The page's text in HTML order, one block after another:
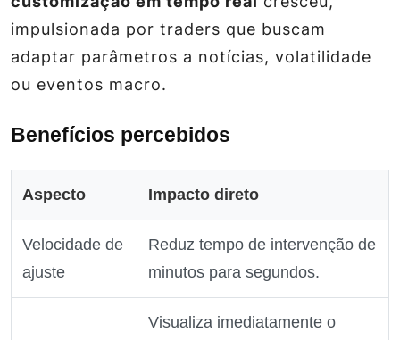
impulsionada por traders que buscam
adaptar parâmetros a notícias, volatilidade
ou eventos macro.
Benefícios percebidos
Aspecto Impacto direto
Velocidade de
ajuste
Reduz tempo de intervenção de
minutos para segundos.
Visualiza imediatamente o